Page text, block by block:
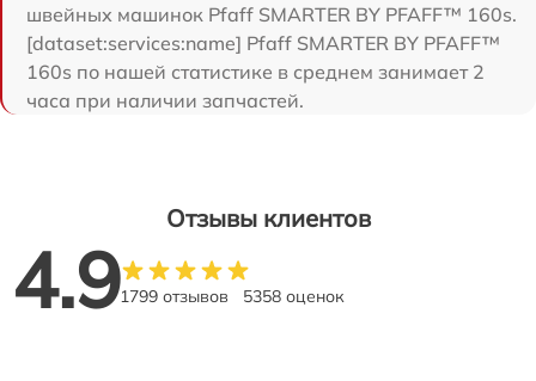
швейных машинок Pfaff SMARTER BY PFAFF™ 160s.
[dataset:services:name] Pfaff SMARTER BY PFAFF™
160s по нашей статистике в среднем занимает 2
часа при наличии запчастей.
Отзывы клиентов
4.91799 отзывов 5358 оценок